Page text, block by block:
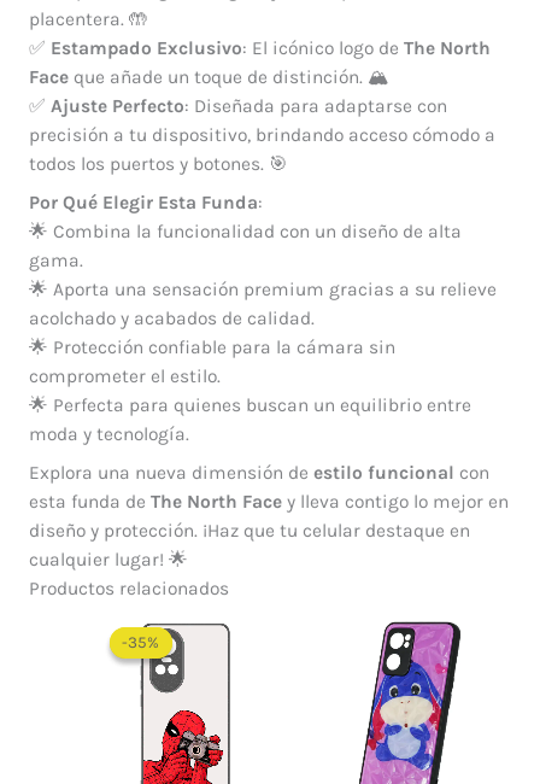
placentera. 🤲
✅ Estampado Exclusivo: El icónico logo de The North
Faceque añade un toque de distinción. 🏔️
✅ Ajuste Perfecto: Diseñada para adaptarse con
precisión a tu dispositivo, brindando acceso cómodo a
todos los puertos y botones. 🎯
Por Qué Elegir Esta Funda:
🌟 Combina la funcionalidad con un diseño de alta
gama.
🌟 Aporta una sensación premium gracias a su relieve
acolchado y acabados de calidad.
🌟 Protección confiable para la cámara sin
comprometer el estilo.
🌟 Perfecta para quienes buscan un equilibrio entre
moda y tecnología.
Explora una nueva dimensión de estilo funcional con
esta funda de The North Facey lleva contigo lo mejor en
diseño y protección. ¡Haz que tu celular destaque en
cualquier lugar! 🌟
Productos relacionados
-35%
-35%